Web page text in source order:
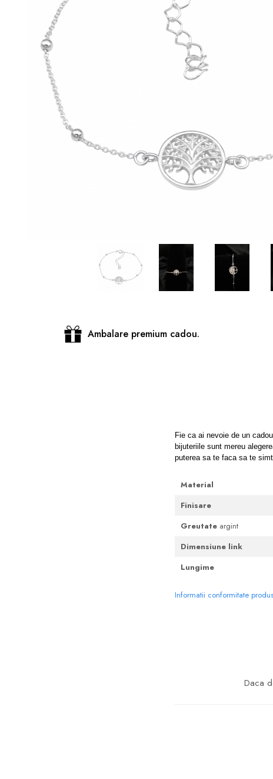
Ambalare premium cadou.
Fie ca ai nevoie de un
bijuteriile sunt mereu
puterea sa te faca sa te
Material
Finisare
Greutate argint
Dimensiune link
Lungime
Informatii conformitate produs
Daca